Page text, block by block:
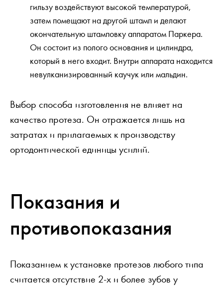
гильзу воздействуют высокой температурой,
затем помещают на другой штамп и делают
окончательную штамповку аппаратом Паркера.
Он состоит из полого основания и цилиндра,
который в него входит. Внутри аппарата находится
невулканизированный каучук или мальдин.
Выбор способа изготовления не влияет на
качество протеза. Он отражается лишь на
затратах и прилагаемых к производству
ортодонтической единицы усилий.
Показания и
противопоказания
Показанием к установке протезов любого типа
считается отсутствие 2-х и более зубов у